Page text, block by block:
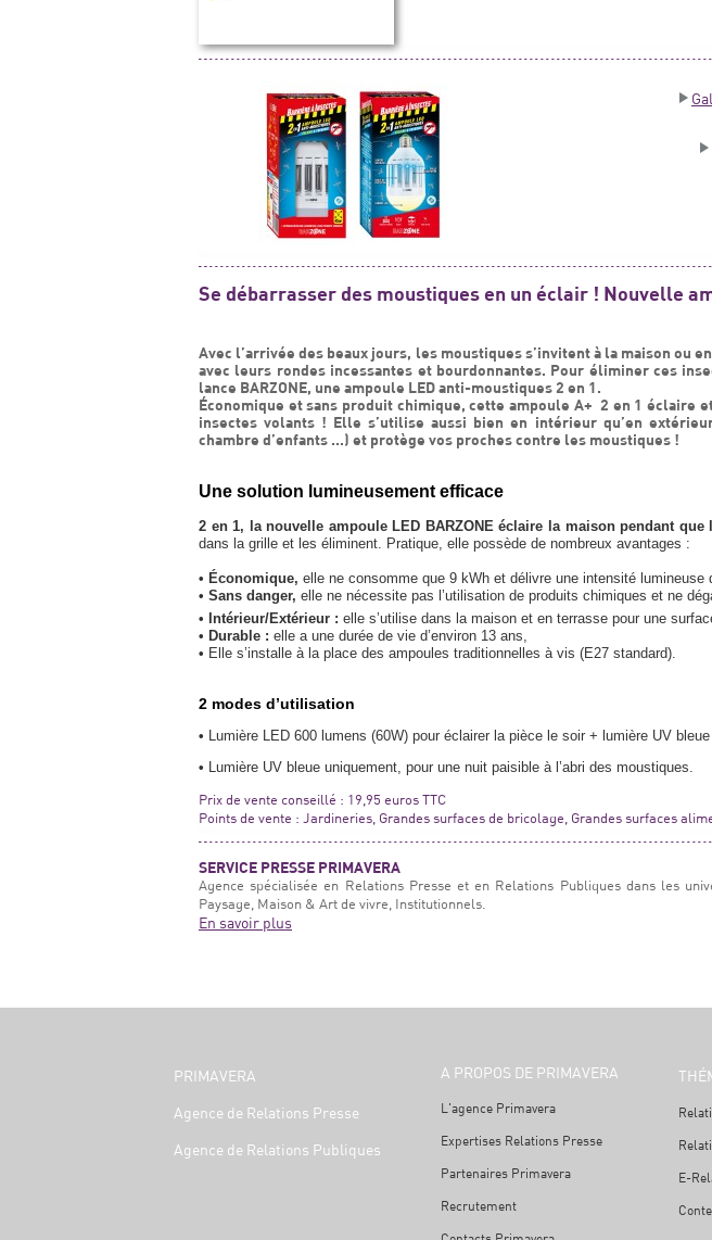
Se débarrasser des moustiques en un éclair ! Nouvelle
Avec l’arrivée des beaux jours, les moustiques s’invitent à la maison ou
avec leurs rondes incessantes et bourdonnantes. Pour éliminer ces
lance BARZONE, une ampoule LED anti-moustiques 2 en 1.
Économique et sans produit chimique, cette ampoule A+ 2 en 1 éclaire
insectes volants ! Elle s’utilise aussi bien en intérieur qu’en
chambre d’enfants ...) et protège vos proches contre les moustiques !
Une solution lumineusement efficace
2 en 1, la nouvelle ampoule LED BARZONE éclaire la maison pendant
dans la grille et les éliminent. Pratique, elle possède de nombreux avantages :
• Économique, elle ne consomme que 9 kWh et délivre une intensité lumineuse
• Sans danger, elle ne nécessite pas l’utilisation de produits chimiques et ne
• Intérieur/Extérieur : elle s’utilise dans la maison et en terrasse pour une
• Durable : elle a une durée de vie d’environ 13 ans,
• Elle s’installe à la place des ampoules traditionnelles à vis (E27 standard).
2 modes d’utilisation
• Lumière LED 600 lumens (60W) pour éclairer la pièce le soir + lumière UV
• Lumière UV bleue uniquement, pour une nuit paisible à l’abri des moustiques.
Prix de vente conseillé : 19,95 euros TTC
Points de vente : Jardineries, Grandes surfaces de bricolage, Grandes surfaces
SERVICE PRESSE PRIMAVERA
Agence spécialisée en Relations Presse et en Relations Publiques dans les
Paysage, Maison & Art de vivre, Institutionnels.
En savoir plus
PRIMAVERA
Agence de Relations Presse
Agence de Relations Publiques
A PROPOS DE PRIMAVERA
L'agence Primavera
Expertises Relations Presse
Partenaires Primavera
Recrutement
E-